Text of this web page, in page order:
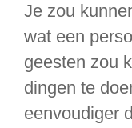
Je zou
wat een
geesten zou
dingen te
eenvoudiger